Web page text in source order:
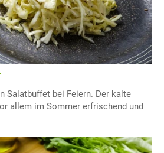
Salatbuffet bei Feiern. Der kalte
allem im Sommer erfrischend und